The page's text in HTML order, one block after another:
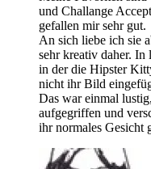
und Challange
gefallen mir sehr gut.
An sich liebe ich sie
sehr kreativ daher. In
in der die Hipster
nicht ihr Bild
Das war einmal
aufgegriffen und
ihr normales Gesicht